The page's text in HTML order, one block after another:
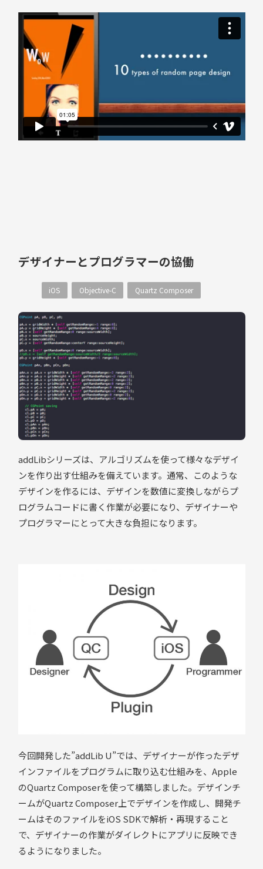
デザイナーとプログラマーの協働
iOS Objective-C Quartz Composer
addLibシリーズは、アルゴリズムを使って様々なデザイ
ンを作り出す仕組みを備えています。通常、このような
デザインを作るには、デザインを数値に変換しながらプ
ログラムコードに書く作業が必要になり、デザイナーや
プログラマーにとって大きな負担になります。
今回開発した”addLib U”では、デザイナーが作ったデザ
インファイルをプログラムに取り込む仕組みを、Apple
のQuartz Composerを使って構築しました。デザインチ
ームがQuartz Composer上でデザインを作成し、開発チ
ームはそのファイルをiOS SDKで解析・再現すること
で、デザイナーの作業がダイレクトにアプリに反映でき
るようになりました。